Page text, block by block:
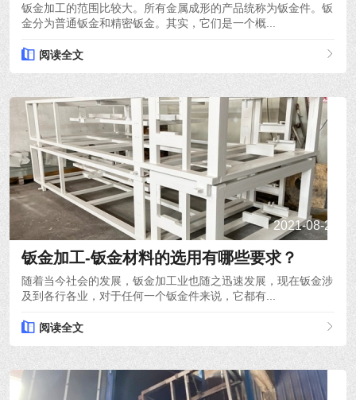
钣金加工的范围比较大。所有金属成形的产品统称为钣金件。钣
金分为普通钣金和精密钣金。其实，它们是一个概...
阅读全文
2021-08-22
钣金加工-钣金材料的选用有哪些要求？
随着当今社会的发展，钣金加工业也随之迅速发展，现在钣金涉
及到各行各业，对于任何一个钣金件来说，它都有...
阅读全文